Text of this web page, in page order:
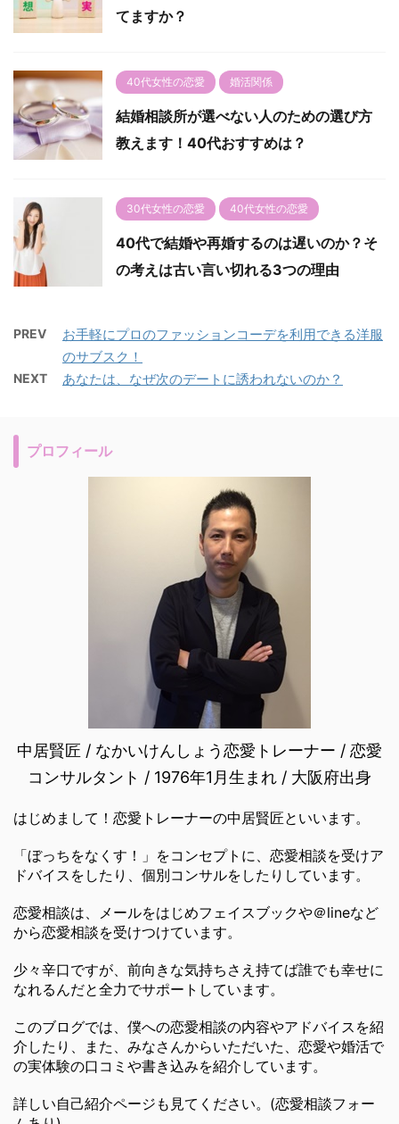
てますか？
40代女性の恋愛 婚活関係
結婚相談所が選べない人のための選び方
教えます！40代おすすめは？
30代女性の恋愛 40代女性の恋愛
40代で結婚や再婚するのは遅いのか？そ
の考えは古い言い切れる3つの理由
PREV
お手軽にプロのファッションコーデを利用できる洋服
のサブスク！
NEXT あなたは、なぜ次のデートに誘われないのか？
プロフィール
中居賢匠 / なかいけんしょう恋愛トレーナー / 恋愛
コンサルタント / 1976年1月生まれ / 大阪府出身
はじめまして！恋愛トレーナーの中居賢匠といいます。
「ぼっちをなくす！」をコンセプトに、恋愛相談を受けア
ドバイスをしたり、個別コンサルをしたりしています。
恋愛相談は、メールをはじめフェイスブックや＠lineなど
から恋愛相談を受けつけています。
少々辛口ですが、前向きな気持ちさえ持てば誰でも幸せに
なれるんだと全力でサポートしています。
このブログでは、僕への恋愛相談の内容やアドバイスを紹
介したり、また、みなさんからいただいた、恋愛や婚活で
の実体験の口コミや書き込みを紹介しています。
詳しい自己紹介ページも見てください。(恋愛相談フォー